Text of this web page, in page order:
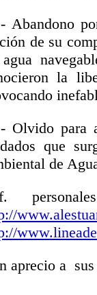
Abandono
de su
la
Olvido para
que
de
aprecio a